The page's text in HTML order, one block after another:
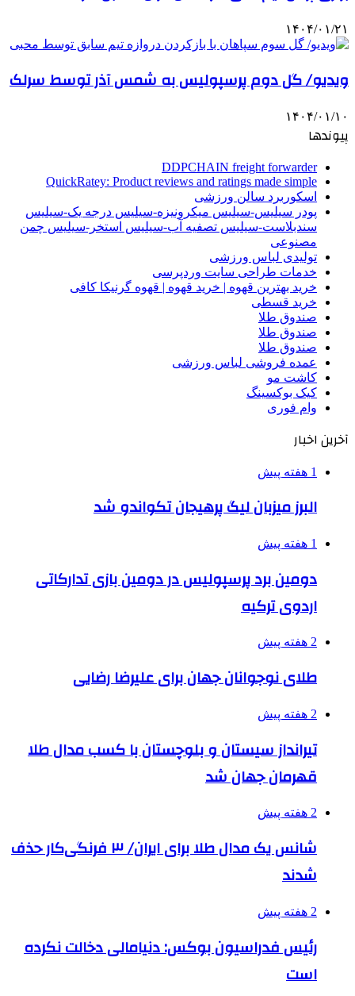
۱۴۰۴/۰۱/۲۱
ویدیو/ گل دوم پرسپولیس به شمس آذر توسط سرلک
۱۴۰۴/۰۱/۱۰
پیوندها
DDPCHAIN freight forwarder
QuickRatey: Product reviews and ratings made simple
اسکوربرد سالن ورزشی
پودر سیلیس-سیلیس میکرونیزه-سیلیس درجه یک-سیلیس
سندبلاست-سیلیس تصفیه آب-سیلیس استخر-سیلیس چمن
مصنوعی
تولیدی لباس ورزشی
خدمات طراحی سایت وردپرسی
خرید بهترین قهوه | خرید قهوه | قهوه گرنیکا کافی
خرید قسطی
صندوق طلا
صندوق طلا
صندوق طلا
عمده فروشی لباس ورزشی
کاشت مو
کیک بوکسینگ
وام فوری
آخرین اخبار
1 هفته پیش
البرز میزبان لیگ پرهیجان تکواندو شد
1 هفته پیش
دومین برد پرسپولیس در دومین بازی تدارکاتی
اردوی ترکیه
2 هفته پیش
طلای نوجوانان جهان برای علیرضا رضایی
2 هفته پیش
تیرانداز سیستان و بلوچستان با کسب مدال طلا
قهرمان جهان شد
2 هفته پیش
شانس یک مدال طلا برای ایران/ ۳ فرنگی‌کار حذف
شدند
2 هفته پیش
رئیس فدراسیون بوکس: دنیامالی دخالت نکرده
است